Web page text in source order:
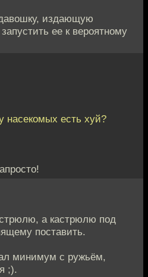
издающую
ее к вероятному
насекомых есть хуй?
а кастрюлю под
поставить.
минимум с ружьём,
;).